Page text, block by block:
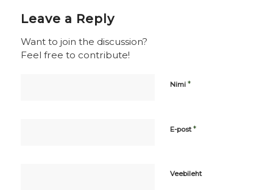
Leave a Reply
Want to join the discussion?
Feel free to contribute!
Nimi *
E-post*
Veebileht